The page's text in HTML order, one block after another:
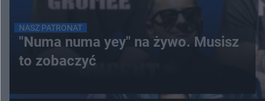
NASZ PATRONAT
"Numa numa yey" na żywo. Musisz
to zobaczyć